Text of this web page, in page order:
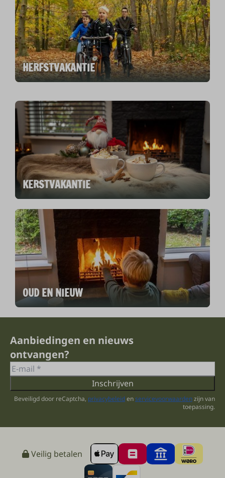
HERFSTVAKANTIE
KERSTVAKANTIE
OUD EN NIEUW
Aanbiedingen en nieuws
ontvangen?
Inschrijven
Beveiligd door reCaptcha, privacybeleidenservicevoorwaardenzijn van
toepassing.
Veilig betalen